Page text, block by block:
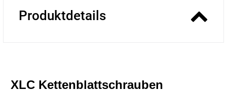
Produktdetails
XLC Kettenblattschrauben